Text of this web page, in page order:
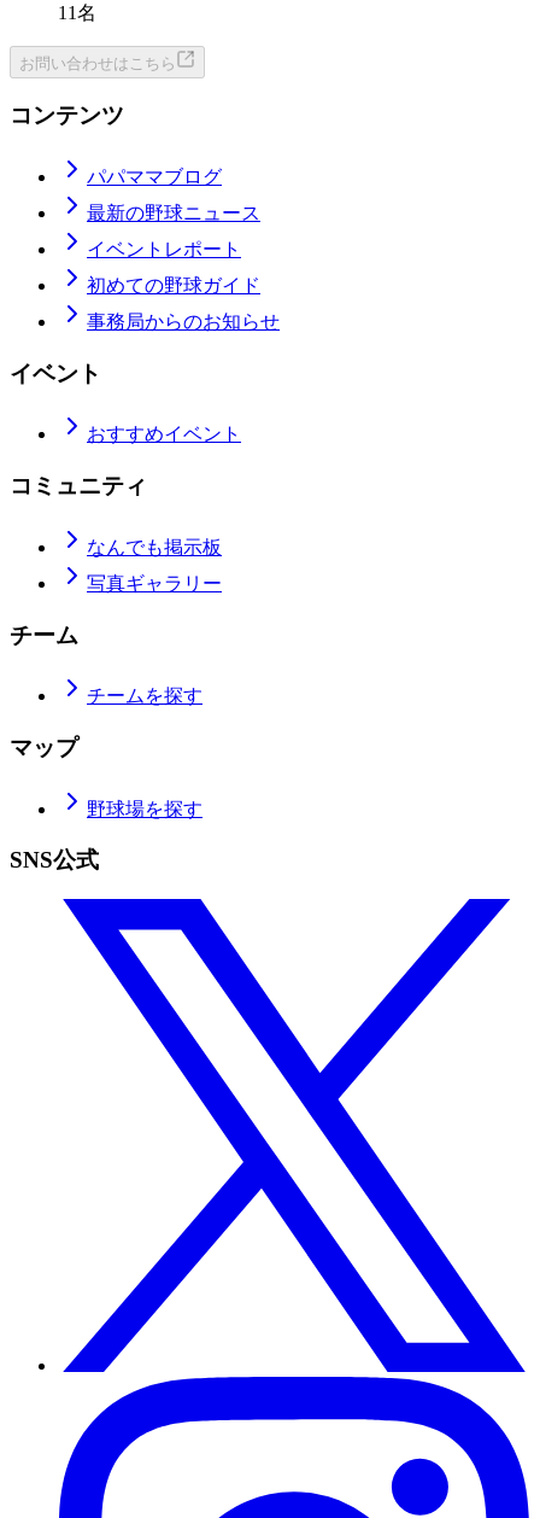
11名
お問い合わせはこちら
コンテンツ
パパママブログ
最新の野球ニュース
イベントレポート
初めての野球ガイド
事務局からのお知らせ
イベント
おすすめイベント
コミュニティ
なんでも掲示板
写真ギャラリー
チーム
チームを探す
マップ
野球場を探す
SNS公式